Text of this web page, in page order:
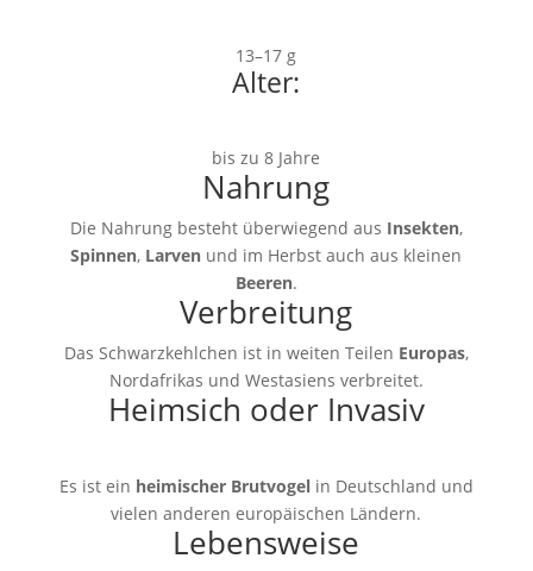
13–17 g
Alter:
bis zu 8 Jahre
Nahrung
Die Nahrung besteht überwiegend aus Insekten,
Spinnen, Larven und im Herbst auch aus kleinen
Beeren.
Verbreitung
Das Schwarzkehlchen ist in weiten Teilen Europas,
Nordafrikas und Westasiens verbreitet.
Heimsich oder Invasiv
Es ist ein heimischer Brutvogelin Deutschland und
vielen anderen europäischen Ländern.
Lebensweise